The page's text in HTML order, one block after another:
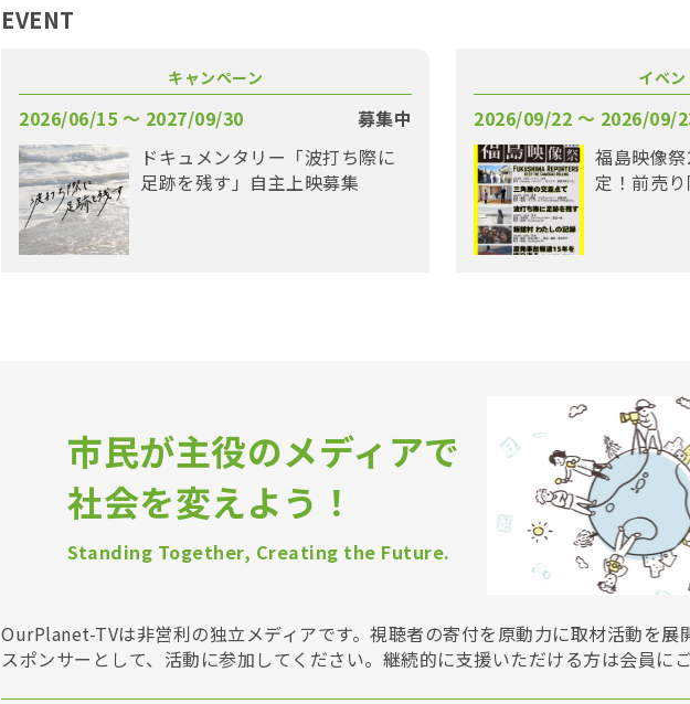
EVENT
キャンペーン
2026/06/15 〜 2027/09/30
募集中
ドキュメンタリー「波打ち際に
足跡を残す」自主上映募集
イベン
2026/09/22 〜 2026/09/
福島映像
定！前売
市民が主役のメディアで
社会を変えよう！
Standing Together, Creating the Future.
OurPlanet-TVは非営利の独立メディアです。視聴者の寄付を原動力に取材活動を展
スポンサーとして、活動に参加してください。継続的に支援いただける方は会員に